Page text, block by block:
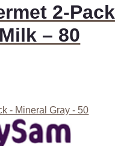
2-Pack
– 80